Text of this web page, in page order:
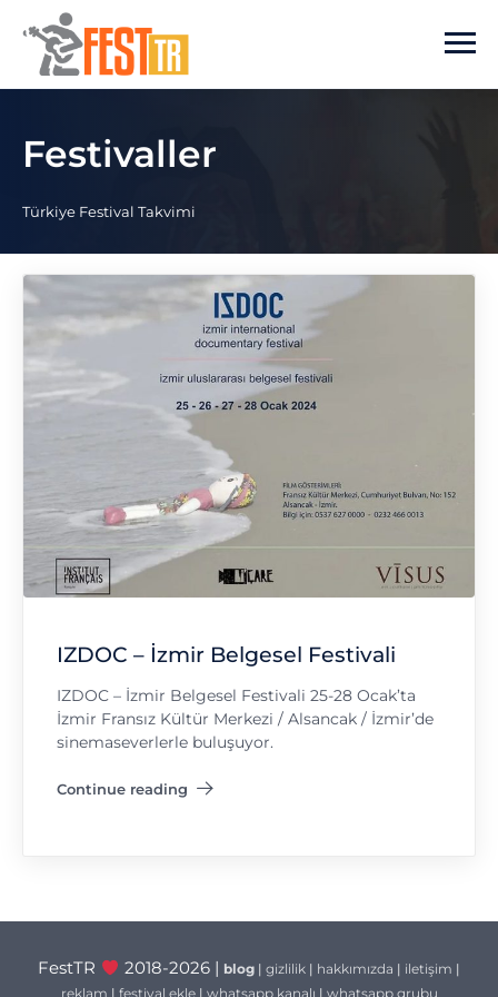
Ana içeriğe atla
Festivaller
Türkiye Festival Takvimi
IZDOC – İzmir Belgesel Festivali
IZDOC – İzmir Belgesel Festivali 25-28 Ocak’ta
İzmir Fransız Kültür Merkezi / Alsancak / İzmir’de
sinemaseverlerle buluşuyor.
Continue reading
"IZDOC – İzmir Belgesel Festivali"
FestTR 2018-2026 | blog| gizlilik| hakkımızda | iletişim |
reklam | festival ekle| whatsapp kanalı | whatsapp grubu